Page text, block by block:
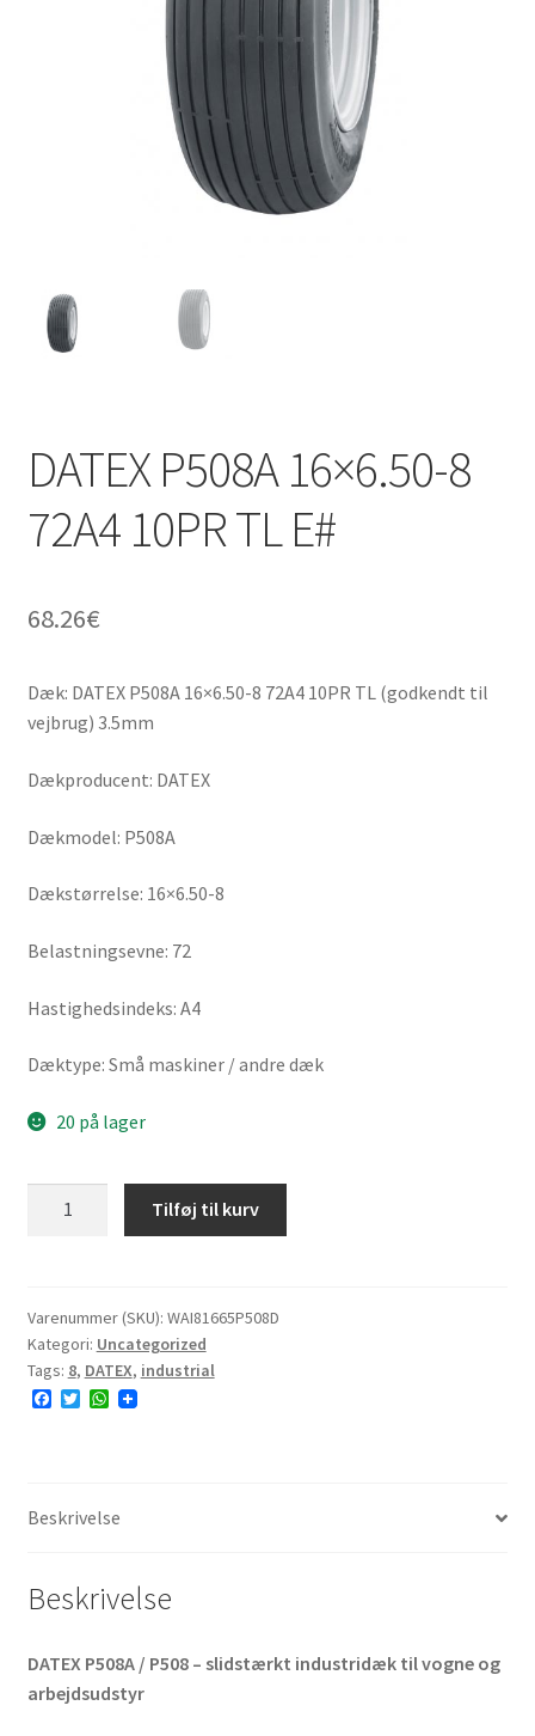
DATEX P508A 16×6.50-8
72A4 10PR TL E#
68.26€
Dæk: DATEX P508A 16×6.50-8 72A4 10PR TL (godkendt til
vejbrug) 3.5mm
Dækproducent: DATEX
Dækmodel: P508A
Dækstørrelse: 16×6.50-8
Belastningsevne: 72
Hastighedsindeks: A4
Dæktype: Små maskiner / andre dæk
20 på lager
72A4
10PR
TL
E#
Tilføj til kurv
Varenummer (SKU): WAI81665P508D
Kategori: Uncategorized
Tags: 8, DATEX, industrial
F
o
T
r
W
p
Beskrivelse
Beskrivelse
DATEX P508A / P508 – slidstærkt industridæk til vogne og
arbejdsudstyr